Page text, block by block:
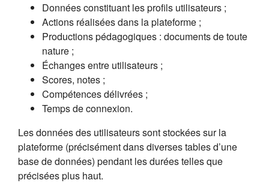
Données constituant les profils utilisateurs ;
Actions réalisées dans la plateforme ;
Productions pédagogiques : documents de toute
nature ;
Échanges entre utilisateurs ;
Scores, notes ;
Compétences délivrées ;
Temps de connexion.
Les données des utilisateurs sont stockées sur la
plateforme (précisément dans diverses tables d’une
base de données) pendant les durées telles que
précisées plus haut.